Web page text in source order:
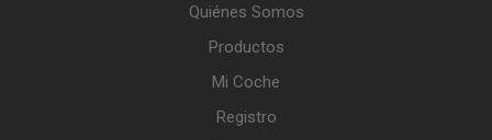
Quiénes Somos
Productos
Mi Coche
Registro